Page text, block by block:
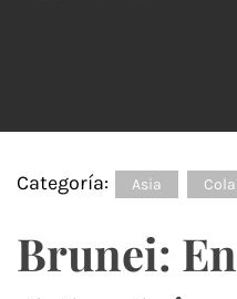
Categoría: Asia
Brunei: